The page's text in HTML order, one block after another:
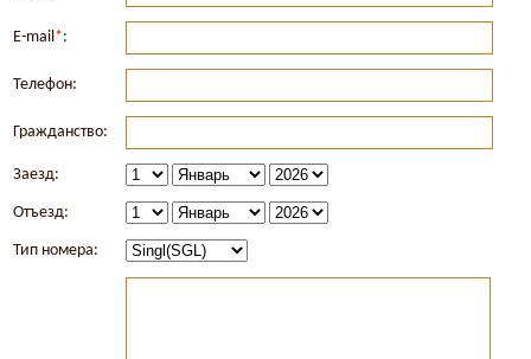
E-mail*:
Телефон:
Гражданство:
Заезд:
Отъезд:
Тип номера: